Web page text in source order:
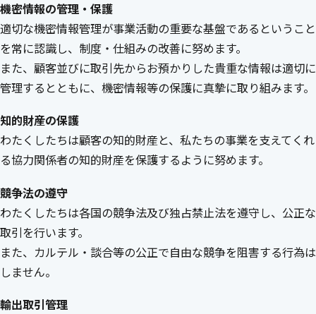
機密情報の管理・保護
適切な機密情報管理が事業活動の重要な基盤であるということ
を常に認識し、制度・仕組みの改善に努めます。
また、顧客並びに取引先からお預かりした貴重な情報は適切に
管理するとともに、機密情報等の保護に真摯に取り組みます。
知的財産の保護
わたくしたちは顧客の知的財産と、私たちの事業を支えてくれ
る協力関係者の知的財産を保護するように努めます。
競争法の遵守
わたくしたちは各国の競争法及び独占禁止法を遵守し、公正な
取引を行います。
また、カルテル・談合等の公正で自由な競争を阻害する行為は
しません。
輸出取引管理